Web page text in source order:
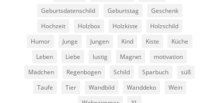
Geburtsdatenschild
Geburtstag
Geschenk
Hochzeit
Holzbox Holzkiste
Holzschild
Humor
Junge Jungen Kind Kiste
Küche
Leben
Liebe lustig Magnet
motivation
Mädchen
Regenbogen Schild Sparbuch
süß
Taufe
Tier Wandbild Wanddeko
Wein